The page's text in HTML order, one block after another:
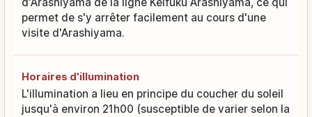
permet de s'y arrêter facilement au cours d'une
visite d'Arashiyama.
Horaires d'illumination
L'illumination a lieu en principe du coucher du soleil
jusqu'à environ 21h00 (susceptible de varier selon la